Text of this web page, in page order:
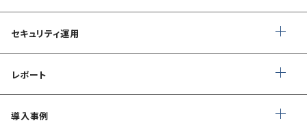
CSIRT構築／運用支援
インシデント初動対応準備支援
Shift Left コンサルティング
クラウドセキュリティ設定診断
アタックサーフェス調査
緊急対応
セキュリスト（SecuriST）
（セキュリティエンジニア養成講座）
セキュリティ運用
マネージドセキュリティサービス (MSS)
Managed Security Service for AWS
レポート
SQAT® セキュリティレポート
導入事例